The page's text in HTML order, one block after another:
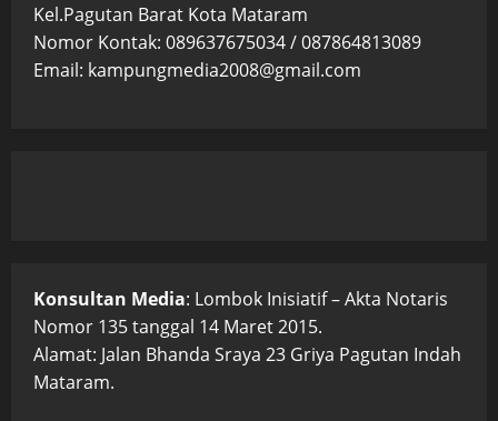
Kel.Pagutan Barat Kota Mataram
Nomor Kontak: 089637675034 / 087864813089
Email: kampungmedia2008@gmail.com
Konsultan Media: Lombok Inisiatif – Akta Notaris
Nomor 135 tanggal 14 Maret 2015.
Alamat: Jalan Bhanda Sraya 23 Griya Pagutan Indah
Mataram.